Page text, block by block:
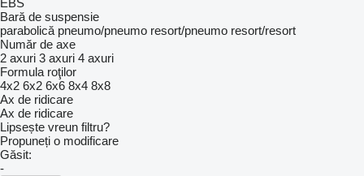
EBS
Bară de suspensie
parabolică pneumo/pneumo resort/pneumo resort/resort
Număr de axe
2 axuri 3 axuri 4 axuri
Formula roţilor
4x2 6x2 6x6 8x4 8x8
Ax de ridicare
Ax de ridicare
Lipsește vreun filtru?
Propuneți o modificare
Găsit:
-